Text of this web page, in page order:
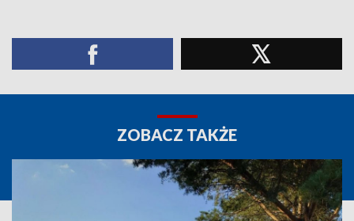
ZOBACZ TAKŻE